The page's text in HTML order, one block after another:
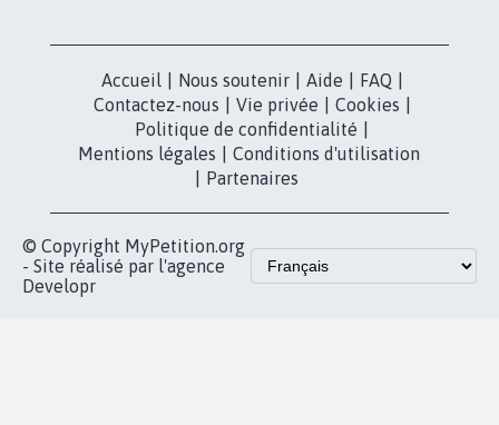
Accueil Nous soutenir Aide FAQ
Contactez-nous
Vie privée Cookies
Politique de confidentialité
Mentions légales
Conditions d'utilisation
Partenaires
© Copyright MyPetition.org
- Site réalisé par l'agence
Developr